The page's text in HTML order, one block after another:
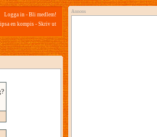
Logga in - Bli medlem!
en kompis - Skriv ut
Annons